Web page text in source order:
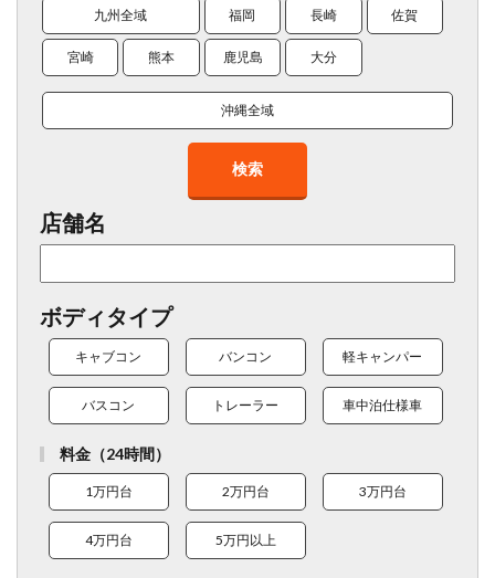
九州全域 福岡 長崎 佐賀
宮崎 熊本 鹿児島 大分
沖縄全域
検索
店舗名
ボディタイプ
キャブコン バンコン 軽キャンパー
バスコン トレーラー 車中泊仕様車
料金（24時間）
1万円台 2万円台 3万円台
4万円台 5万円以上